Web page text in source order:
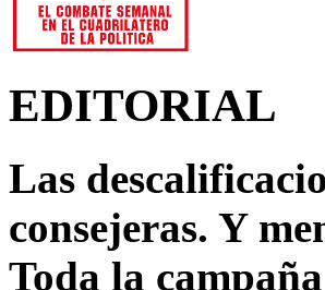
EDITORIAL
Las
consejeras. Y
Toda la